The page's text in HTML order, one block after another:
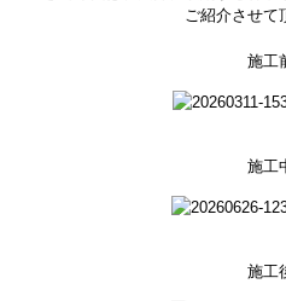
ご紹介させて
施工
施工
施工